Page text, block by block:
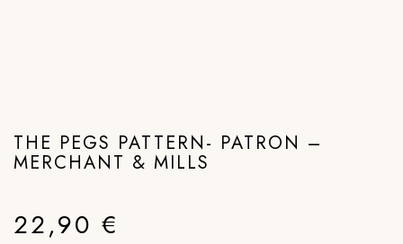
THE PEGS PATTERN- PATRON –
MERCHANT & MILLS
22,90 €